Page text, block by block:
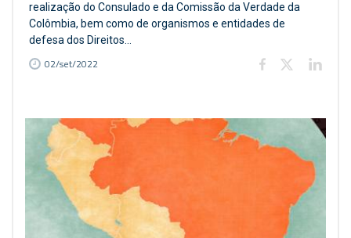
realização do Consulado e da Comissão da Verdade da
Colômbia, bem como de organismos e entidades de
defesa dos Direitos...
02/set/2022